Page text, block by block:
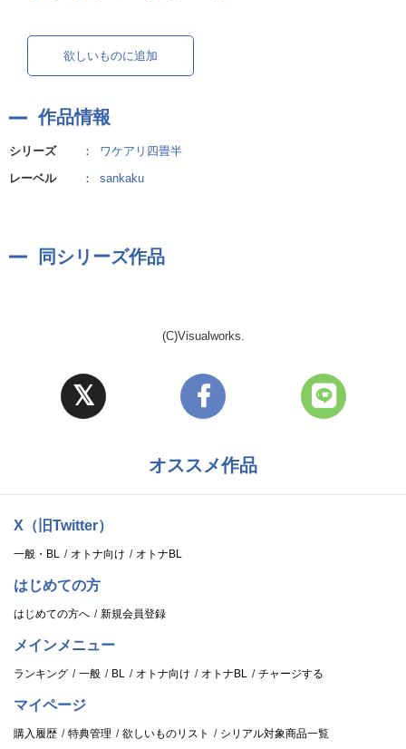
欲しいものに追加
作品情報
シリーズ ：
ワケアリ四畳半
レーベル
： sankaku
同シリーズ作品
(C)Visualworks.
オススメ作品
X（旧Twitter）
一般・BL オトナ向け オトナBL
はじめての方
はじめての方へ 新規会員登録
メインメニュー
ランキング 一般 BL オトナ向け オトナBL チャージする
マイページ
購入履歴 特典管理 欲しいものリスト シリアル対象商品一覧